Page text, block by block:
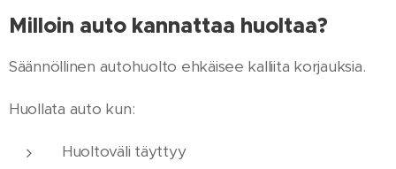
Milloin auto kannattaa huoltaa?
Säännöllinen autohuolto ehkäisee kalliita korjauksia.
Huollata auto kun:
Huoltoväli täyttyy